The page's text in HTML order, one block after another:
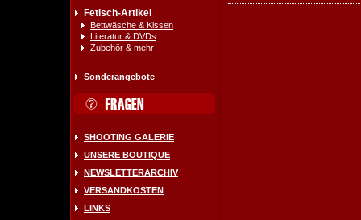
Fetisch-Artikel
Bettwäsche & Kissen
Literatur & DVDs
Zubehör & mehr
Sonderangebote
SHOOTING GALERIE
UNSERE BOUTIQUE
NEWSLETTERARCHIV
VERSANDKOSTEN
LINKS